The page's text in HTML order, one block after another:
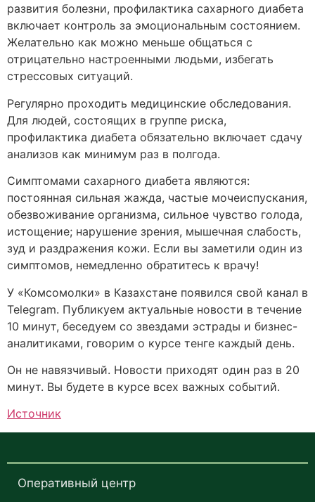
развития болезни, профилактика сахарного диабета
включает контроль за эмоциональным состоянием.
Желательно как можно меньше общаться с
отрицательно настроенными людьми, избегать
стрессовых ситуаций.
Регулярно проходить медицинские обследования.
Для людей, состоящих в группе риска,
профилактика диабета обязательно включает сдачу
анализов как минимум раз в полгода.
Симптомами сахарного диабета являются:
постоянная сильная жажда, частые мочеиспускания,
обезвоживание организма, сильное чувство голода,
истощение; нарушение зрения, мышечная слабость,
зуд и раздражения кожи. Если вы заметили один из
симптомов, немедленно обратитесь к врачу!
У «Комсомолки» в Казахстане появился свой канал в
Telegram. Публикуем актуальные новости в течение
10 минут, беседуем со звездами эстрады и бизнес-
аналитиками, говорим о курсе тенге каждый день.
Он не навязчивый. Новости приходят один раз в 20
минут. Вы будете в курсе всех важных событий.
Источник
Оперативный центр